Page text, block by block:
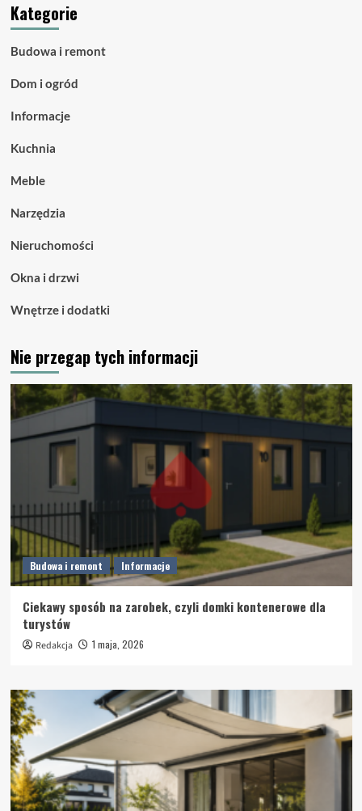
Kategorie
Budowa i remont
Dom i ogród
Informacje
Kuchnia
Meble
Narzędzia
Nieruchomości
Okna i drzwi
Wnętrze i dodatki
Nie przegap tych informacji
Budowa i remont Informacje
Ciekawy sposób na zarobek, czyli domki kontenerowe dla
turystów
Redakcja 1 maja, 2026